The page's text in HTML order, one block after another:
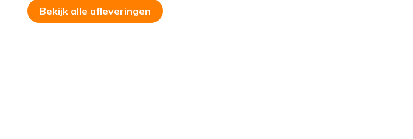
Bekijk alle afleveringen